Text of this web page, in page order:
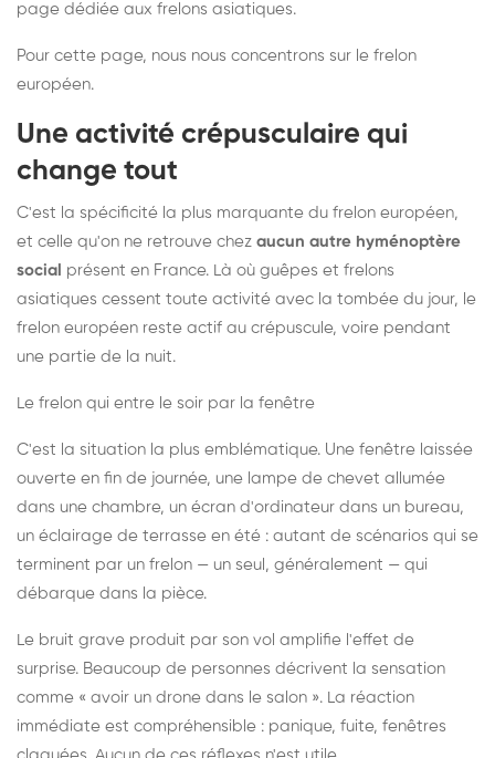
page dédiée aux frelons asiatiques.
Pour cette page, nous nous concentrons sur le frelon
européen.
Une activité crépusculaire qui
change tout
C'est la spécificité la plus marquante du frelon européen,
et celle qu'on ne retrouve chez aucun autre hyménoptère
social présent en France. Là où guêpes et frelons
asiatiques cessent toute activité avec la tombée du jour, le
frelon européen reste actif au crépuscule, voire pendant
une partie de la nuit.
Le frelon qui entre le soir par la fenêtre
C'est la situation la plus emblématique. Une fenêtre laissée
ouverte en fin de journée, une lampe de chevet allumée
dans une chambre, un écran d'ordinateur dans un bureau,
un éclairage de terrasse en été : autant de scénarios qui se
terminent par un frelon — un seul, généralement — qui
débarque dans la pièce.
Le bruit grave produit par son vol amplifie l'effet de
surprise. Beaucoup de personnes décrivent la sensation
comme « avoir un drone dans le salon ». La réaction
immédiate est compréhensible : panique, fuite, fenêtres